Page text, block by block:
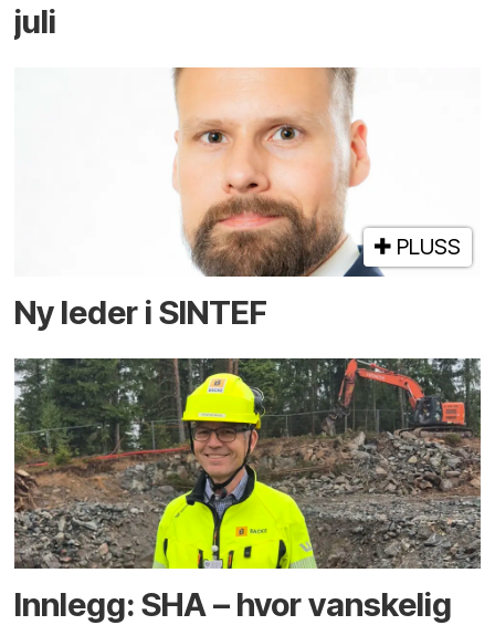
juli
PLUSS
Ny leder i SINTEF
Innlegg: SHA – hvor vanskelig